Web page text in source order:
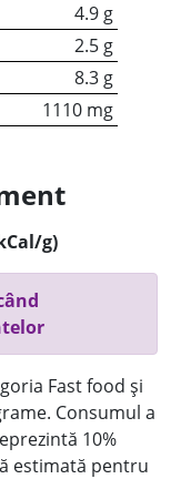
4.9 g
2.5 g
8.3 g
1110 mg
g)
Fast food și
Consumul a
10%
estimată pentru